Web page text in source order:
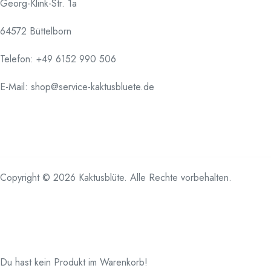
Georg-Klink-Str. 1a
64572 Büttelborn
Telefon: +49 6152 990 506
E-Mail: shop@service-kaktusbluete.de
Copyright © 2026 Kaktusblüte. Alle Rechte vorbehalten.
Du hast kein Produkt im Warenkorb!